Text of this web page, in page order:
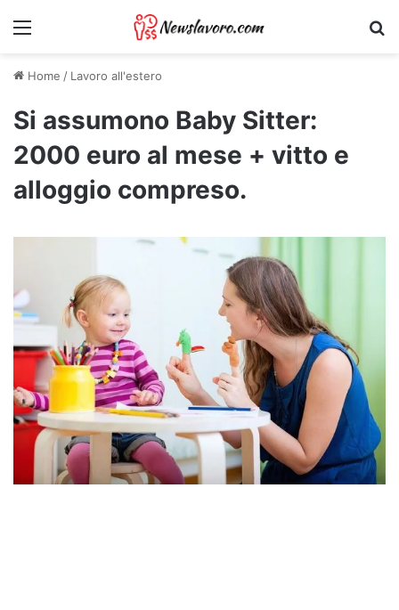
Menu
Home / Lavoro all'estero
Si assumono Baby Sitter:
2000 euro al mese + vitto e
alloggio compreso.